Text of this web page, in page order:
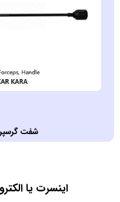
شفت گرسپر
اينسرت يا